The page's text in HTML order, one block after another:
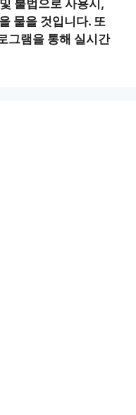
불법으로 사용시,
물을 것입니다. 또
그램을 통해 실시간